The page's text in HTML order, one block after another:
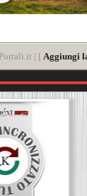
| [ Aggiungi